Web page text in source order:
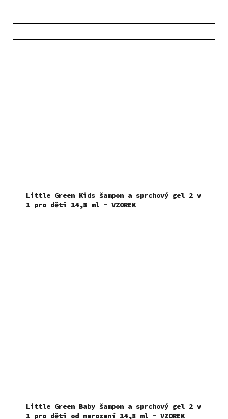
Little Green Kids šampon a sprchový gel 2 v
1 pro děti 14,8 ml - VZOREK
Little Green Baby šampon a sprchový gel 2 v
1 pro děti od narození 14,8 ml - VZOREK